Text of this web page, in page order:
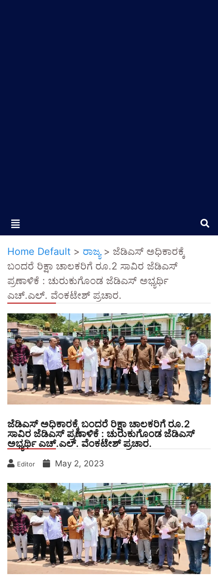
Home Default > ರಾಜ್ಯ> ಜೆಡಿಎಸ್ ಅಧಿಕಾರಕ್ಕೆ
ಬಂದರೆ ರಿಕ್ಷಾ ಚಾಲಕರಿಗೆ ರೂ.2 ಸಾವಿರ ಜೆಡಿಎಸ್
ಪ್ರಣಾಳಿಕೆ : ಚುರುಕುಗೊಂಡ ಜೆಡಿಎಸ್ ಅಭ್ಯರ್ಥಿ
ಎಚ್.ಎಲ್. ವೆಂಕಟೇಶ್ ಪ್ರಚಾರ.
ಜೆಡಿಎಸ್ ಅಧಿಕಾರಕ್ಕೆ ಬಂದರೆ ರಿಕ್ಷಾ ಚಾಲಕರಿಗೆ ರೂ.2
ಸಾವಿರ ಜೆಡಿಎಸ್ ಪ್ರಣಾಳಿಕೆ : ಚುರುಕುಗೊಂಡ ಜೆಡಿಎಸ್
ಅಭ್ಯರ್ಥಿ ಎಚ್.ಎಲ್. ವೆಂಕಟೇಶ್ ಪ್ರಚಾರ.
Editor May 2, 2023